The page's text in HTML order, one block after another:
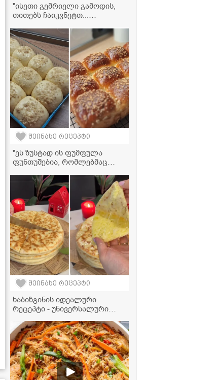
"ისეთი გემრიელი გამოდის,
თითებს ჩაიკვნეტთ...
რეცეპტი!" - საქონლის ხორცის
წვნიანი ბოსტნეულთან ერთად
შეინახე რეცეპტი
"ეს ზუსტად ის ფუმფულა
ფუნთუშებია, რომლებმაც
დაიმსახურა... გიზიარებთ
რეცეპტს! - ფუნთუშების
ვიდეორეცეპტი
შეინახე რეცეპტი
ხაბიზგინის იდეალური
რეცეპტი - უნივერსალური
და სხვა ცომეულშიც
გამოგადგებათ!